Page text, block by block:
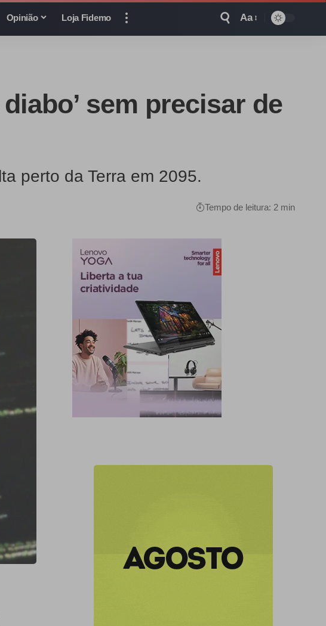
Opinião Loja Fidemo Aa
sem precisar de
perto da Terra em 2095.
Tempo de leitura: 2 min